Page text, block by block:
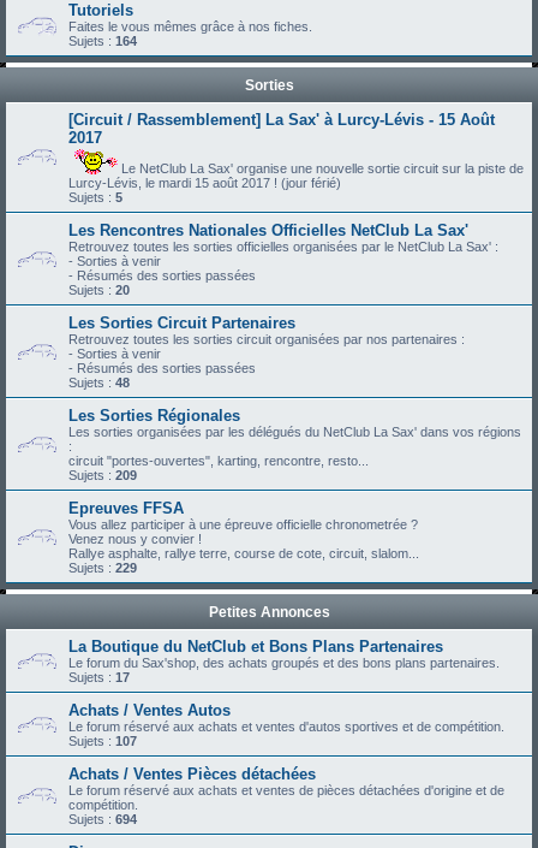
Tutoriels
Faites le vous mêmes grâce à nos fiches.
Sujets : 164
Sorties
[Circuit / Rassemblement] La Sax' à Lurcy-Lévis - 15 Août
2017
Le NetClub La Sax' organise une nouvelle sortie circuit sur la piste de
Lurcy-Lévis, le mardi 15 août 2017 ! (jour férié)
Sujets : 5
Les Rencontres Nationales Officielles NetClub La Sax'
Retrouvez toutes les sorties officielles organisées par le NetClub La Sax' :
- Sorties à venir
- Résumés des sorties passées
Sujets : 20
Les Sorties Circuit Partenaires
Retrouvez toutes les sorties circuit organisées par nos partenaires :
- Sorties à venir
- Résumés des sorties passées
Sujets : 48
Les Sorties Régionales
Les sorties organisées par les délégués du NetClub La Sax' dans vos régions
:
circuit "portes-ouvertes", karting, rencontre, resto...
Sujets : 209
Epreuves FFSA
Vous allez participer à une épreuve officielle chronometrée ?
Venez nous y convier !
Rallye asphalte, rallye terre, course de cote, circuit, slalom...
Sujets : 229
Petites Annonces
La Boutique du NetClub et Bons Plans Partenaires
Le forum du Sax'shop, des achats groupés et des bons plans partenaires.
Sujets : 17
Achats / Ventes Autos
Le forum réservé aux achats et ventes d'autos sportives et de compétition.
Sujets : 107
Achats / Ventes Pièces détachées
Le forum réservé aux achats et ventes de pièces détachées d'origine et de
compétition.
Sujets : 694